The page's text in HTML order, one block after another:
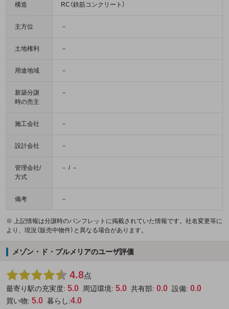
構造 RC（鉄筋コンクリート）
主方位 －
土地権利 －
用途地域 －
新築分譲
時の売主
－
施工会社 －
設計会社 －
管理会社/
方式
－ / －
備考 －
※ 上記情報は分譲時のパンフレットに掲載されていた情報です。社名変更等に
より、現況（販売中物件）と異なる場合があります。
メゾン・ド・プルメリアのユーザ評価
4.8点
最寄り駅の充実度: 5.0 周辺環境: 5.0 共有部: 0.0 設備: 0.0
買い物: 5.0 暮らし:4.0